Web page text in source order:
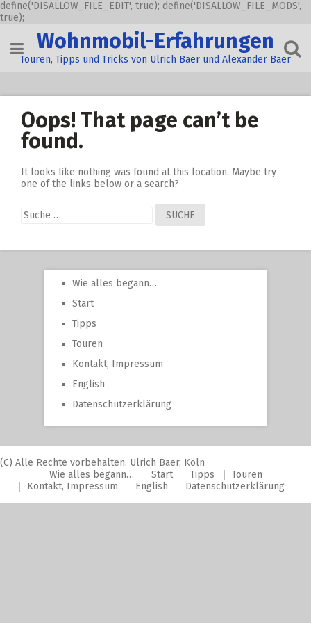
define('DISALLOW_FILE_EDIT', true); define('DISALLOW_FILE_MODS',
true);
content
Wohnmobil-Erfahrungen
Touren, Tipps und Tricks von Ulrich Baer und Alexander Baer
Oops! That page can’t be
found.
It looks like nothing was found at this location. Maybe try
one of the links below or a search?
Suche
nach:
Wie alles begann…
Start
Tipps
Touren
Kontakt, Impressum
English
Datenschutzerklärung
(C) Alle Rechte vorbehalten. Ulrich Baer, Köln
Wie alles begann…
Start Tipps
Touren
Kontakt, Impressum
English Datenschutzerklärung